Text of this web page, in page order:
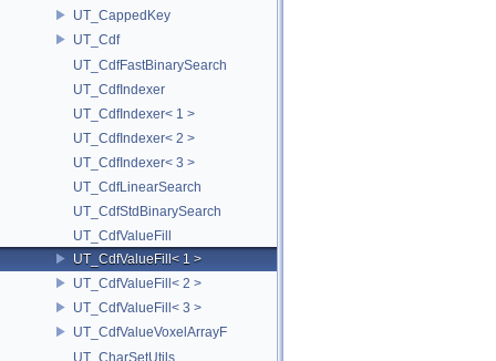
UT_CappedKey
UT_Cdf
UT_CdfFastBinarySearch
UT_CdfIndexer
UT_CdfIndexer< 1 >
UT_CdfIndexer< 2 >
UT_CdfIndexer< 3 >
UT_CdfLinearSearch
UT_CdfStdBinarySearch
UT_CdfValueFill
UT_CdfValueFill< 1 >
UT_CdfValueFill< 2 >
UT_CdfValueFill< 3 >
UT_CdfValueVoxelArrayF
UT_CharSetUtils